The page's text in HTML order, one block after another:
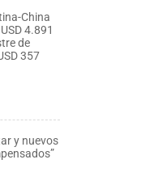
China
4.891
de
357
y nuevos